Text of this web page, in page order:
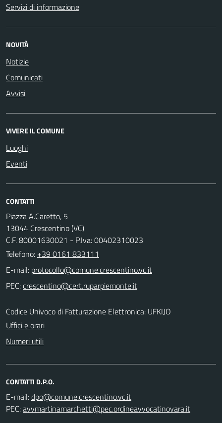
Servizi di informazione
NOVITÀ
Notizie
Comunicati
Avvisi
VIVERE IL COMUNE
Luoghi
Eventi
CONTATTI
Piazza A.Caretto, 5
13044 Crescentino (VC)
C.F. 80001630021 - P.Iva: 00402310023
Telefono: +39 0161 833111
E-mail:
PEC:
Codice Univoco di Fatturazione Elettronica: UFKIJO
Uffici e orari
Numeri utili
CONTATTI D.P.O.
E-mail:
PEC: